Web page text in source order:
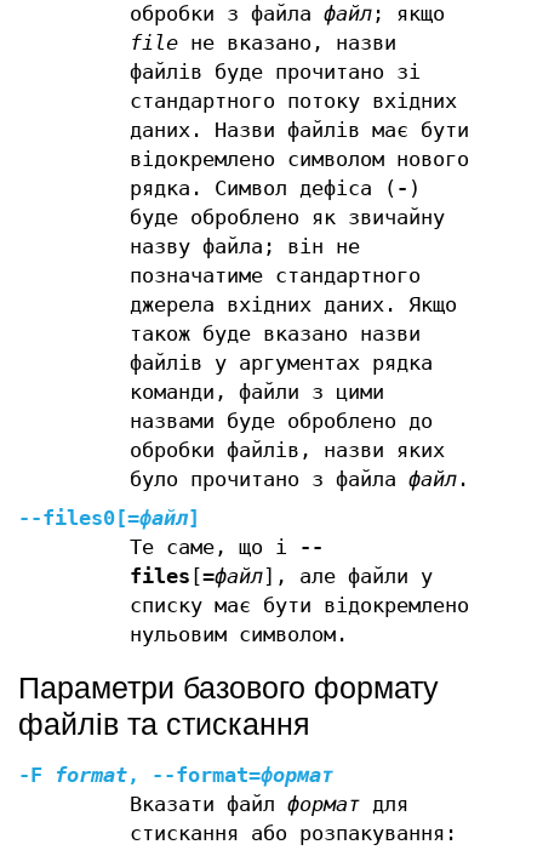
обробки з файла файл; якщо
fileне вказано, назви
файлів буде прочитано зі
стандартного потоку вхідних
даних. Назви файлів має бути
відокремлено символом нового
рядка. Символ дефіса ( - )
буде оброблено як звичайну
назву файла; він не
позначатиме стандартного
джерела вхідних даних. Якщо
також буде вказано назви
файлів у аргументах рядка
команди, файли з цими
назвами буде оброблено до
обробки файлів, назви яких
було прочитано з файла файл.
--files0 [=файл]
Те саме, що і
--
files [=файл], але файли у
списку має бути відокремлено
нульовим символом.
Параметри базового формату
файлів та стискання
-F format, --format=формат
Вказати файл форматдля
стискання або розпакування: